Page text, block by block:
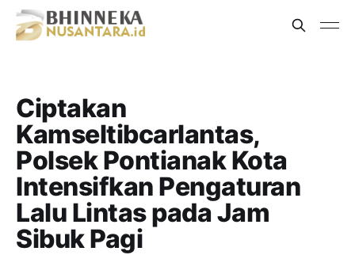
Ciptakan
Kamseltibcarlantas,
Polsek Pontianak Kota
Intensifkan Pengaturan
Lalu Lintas pada Jam
Sibuk Pagi